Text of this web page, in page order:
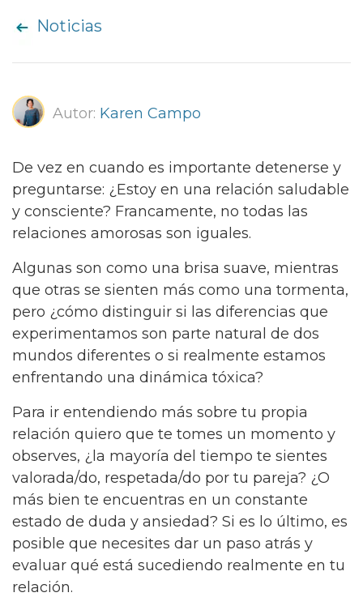
Noticias
Autor: Karen Campo
De vez en cuando es importante detenerse y
preguntarse: ¿Estoy en una relación saludable
y consciente? Francamente, no todas las
relaciones amorosas son iguales.
Algunas son como una brisa suave, mientras
que otras se sienten más como una tormenta,
pero ¿cómo distinguir si las diferencias que
experimentamos son parte natural de dos
mundos diferentes o si realmente estamos
enfrentando una dinámica tóxica?
Para ir entendiendo más sobre tu propia
relación quiero que te tomes un momento y
observes, ¿la mayoría del tiempo te sientes
valorada/do, respetada/do por tu pareja? ¿O
más bien te encuentras en un constante
estado de duda y ansiedad? Si es lo último, es
posible que necesites dar un paso atrás y
evaluar qué está sucediendo realmente en tu
relación.